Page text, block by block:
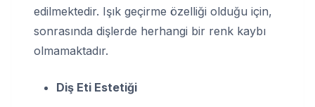
edilmektedir. Işık geçirme özelliği olduğu için,
sonrasında dişlerde herhangi bir renk kaybı
olmamaktadır.
Diş Eti Estetiği